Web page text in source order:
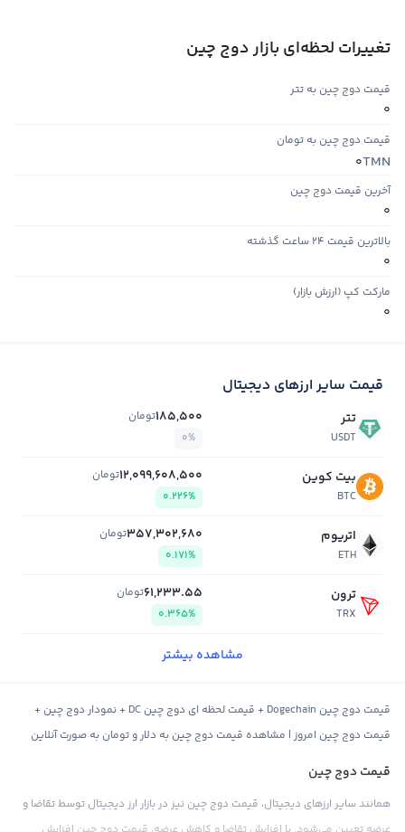
تغییرات لحظه‌ای بازار دوج چین
قیمت دوج چین به تتر
0
قیمت دوج چین به تومان
TMN
0
آخرین قیمت دوج چین
0
بالاترین قیمت ۲۴ ساعت گذشته
0
مارکت کپ (ارزش بازار)
0
قیمت سایر ارزهای دیجیتال
تتر
USDT
185,500تومان
0%
بیت کوین
BTC
12,099,608,500تومان
0.226%
اتریوم
ETH
357,302,680تومان
0.171%
ترون
TRX
61,233.55تومان
0.365%
مشاهده بیشتر
قیمت دوج چین Dogechain + قیمت لحظه ای دوج چین DC + نمودار دوج چین +
قیمت دوج چین امروز | مشاهده قیمت دوج چین به دلار و تومان به صورت آنلاین
قیمت دوج چین
همانند سایر ارزهای دیجیتال، قیمت دوج چین نیز در بازار ارز دیجیتال توسط تقاضا و